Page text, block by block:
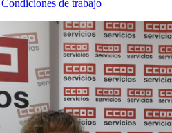
Condiciones de trabajo